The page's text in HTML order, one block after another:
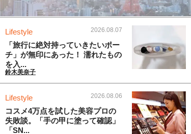
Lifestyle 2026.08.07
「旅行に絶対持っていきたいポー
チ」が無印にあった！ 濡れたもの
を入...
鈴木美奈子
Lifestyle 2026.08.06
コスメ4万点を試した美容プロの
失敗談。「手の甲に塗って確認」
「SN...